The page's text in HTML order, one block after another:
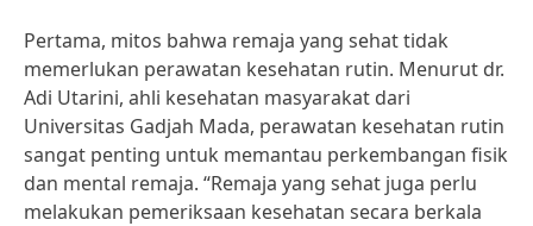
Pertama, mitos bahwa remaja yang sehat tidak
memerlukan perawatan kesehatan rutin. Menurut dr.
Adi Utarini, ahli kesehatan masyarakat dari
Universitas Gadjah Mada, perawatan kesehatan rutin
sangat penting untuk memantau perkembangan fisik
dan mental remaja. “Remaja yang sehat juga perlu
melakukan pemeriksaan kesehatan secara berkala